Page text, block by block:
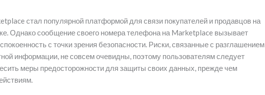
стал популярной платформой для связи покупателей и продавцов на
Однако сообщение своего номера телефона на Marketplace вызывает
с точки зрения безопасности. Риски, связанные с разглашением
информации, не совсем очевидны, поэтому пользователям следует
меры предосторожности для защиты своих данных, прежде чем